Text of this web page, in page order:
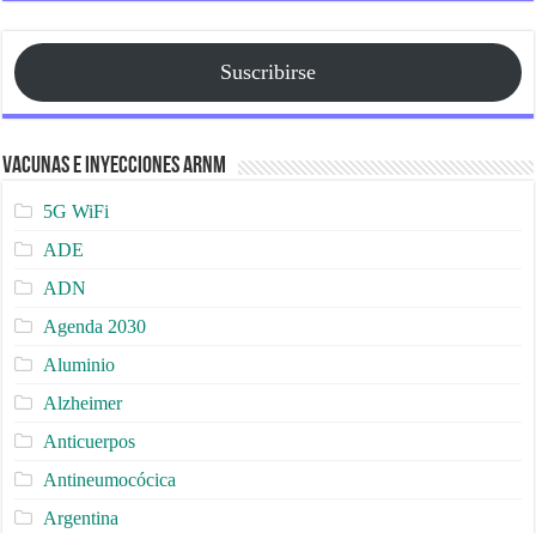
Suscribirse
Vacunas e Inyecciones ARNm
5G WiFi
ADE
ADN
Agenda 2030
Aluminio
Alzheimer
Anticuerpos
Antineumocócica
Argentina